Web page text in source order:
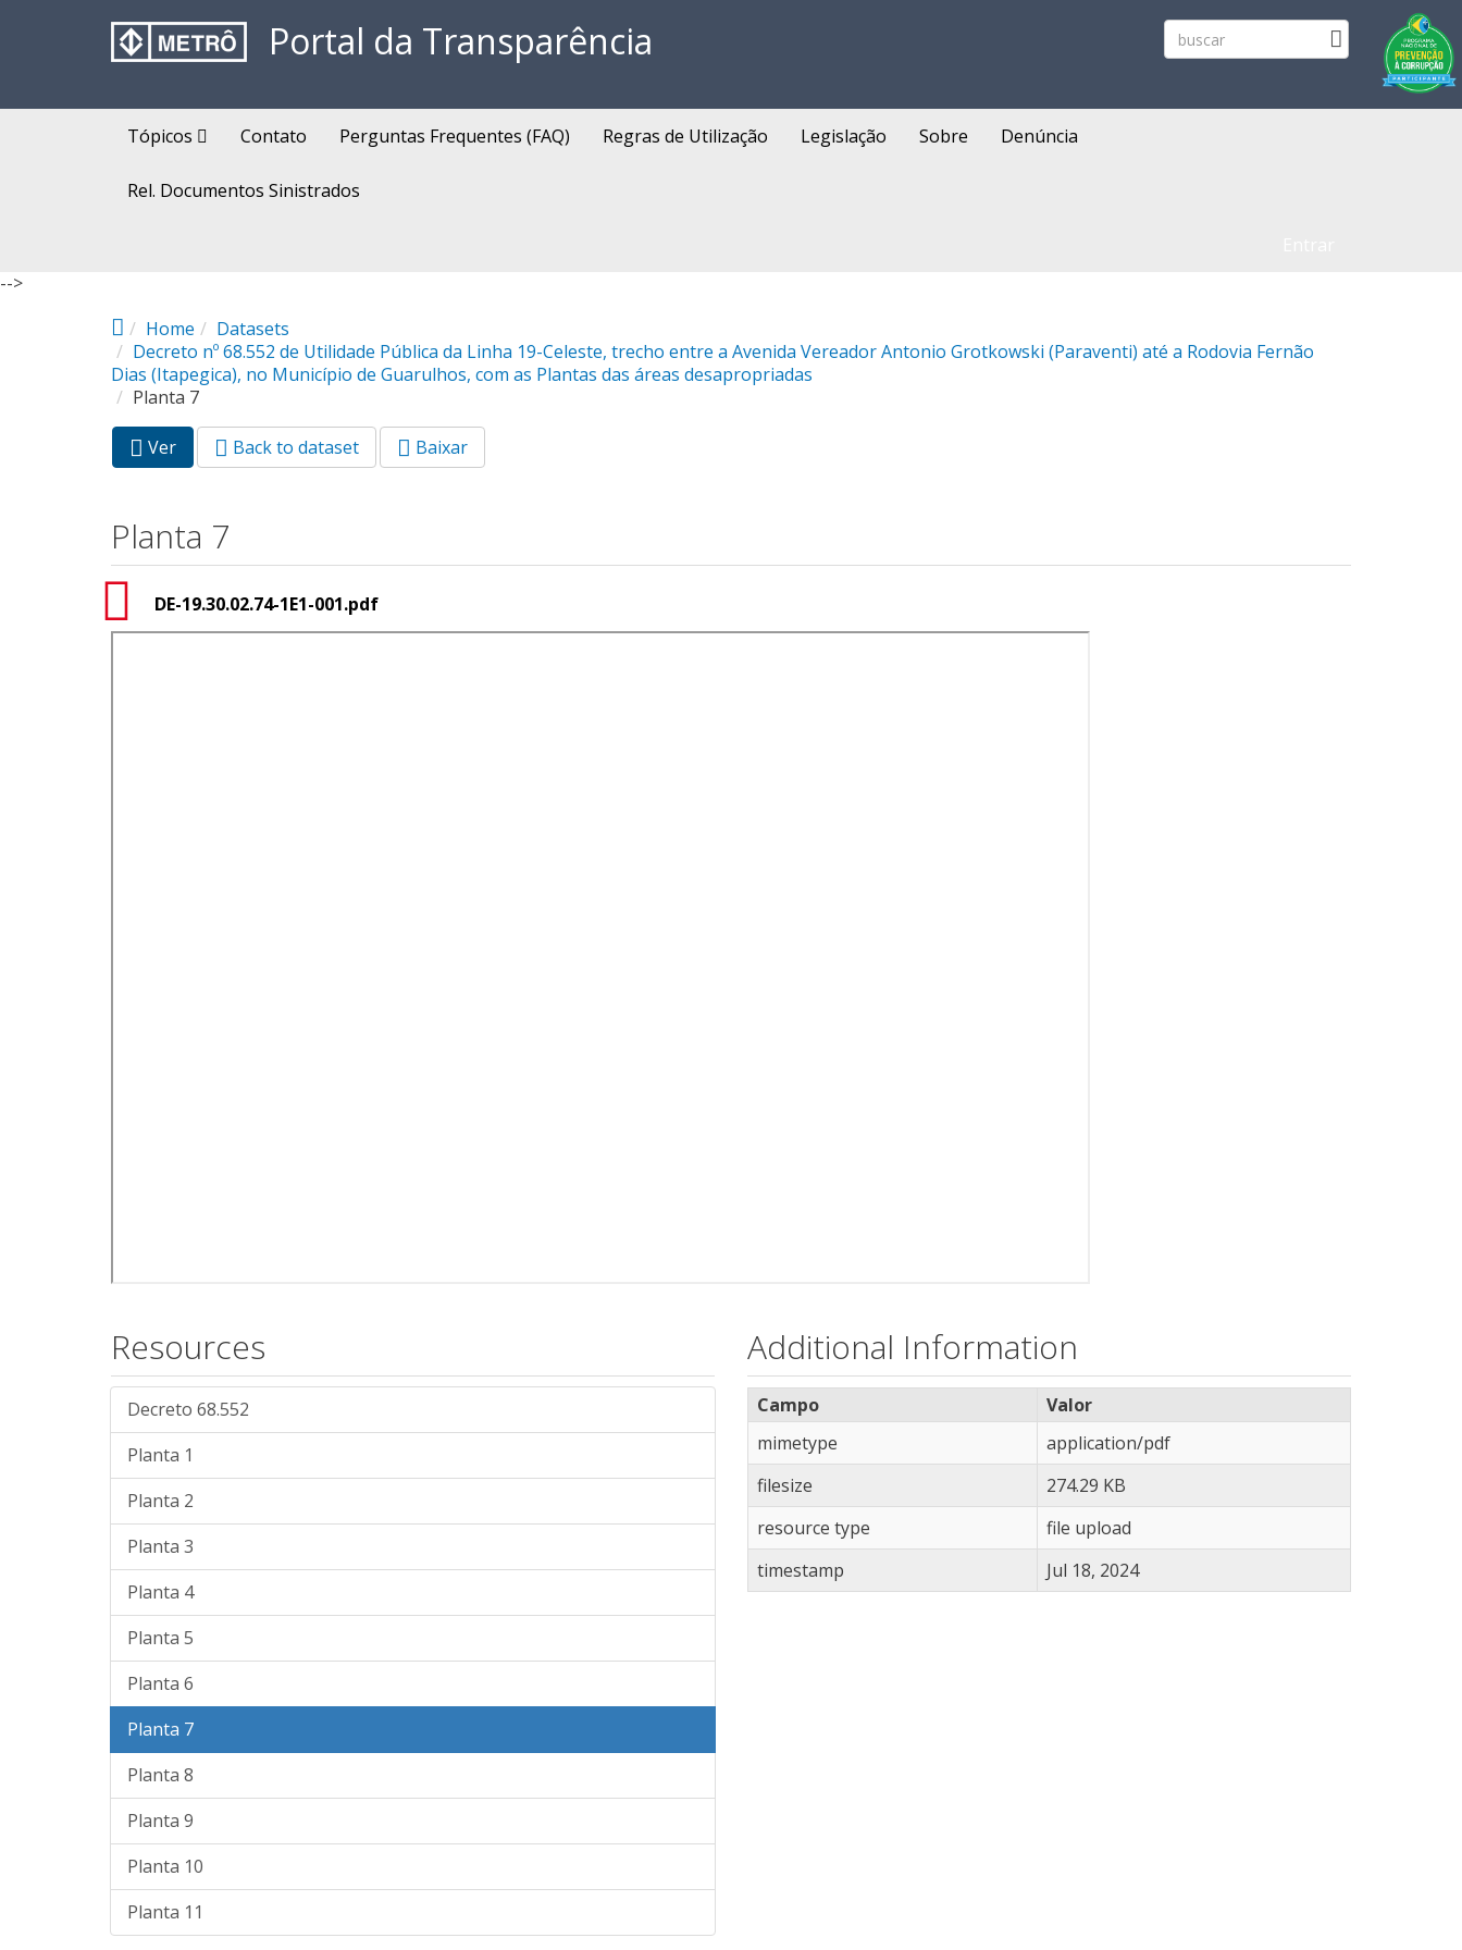
Portal da Transparência
Tópicos Contato Perguntas Frequentes (FAQ) Regras de Utilização Legislação Sobre Denúncia
Rel. Documentos Sinistrados
-->
Home
Datasets
Decreto nº 68.552 de Utilidade Pública da Linha 19-Celeste, trecho entre a Avenida Vereador Antonio Grotkowski (Paraventi) até a Rodovia Fernão
Dias (Itapegica), no Município de Guarulhos, com as Plantas das áreas desapropriadas
Planta 7
Abas primárias
Ver
ativa)
Back to dataset Baixar
Planta 7
DE-19.30.02.74-1E1-001.pdf
Resources
Decreto 68.552
Planta 1
Planta 2
Planta 3
Planta 4
Planta 5
Planta 6
Planta 7
Planta 8
Planta 9
Planta 10
Planta 11
Additional Information
Campo
Valor
mimetype
application/pdf
filesize
274.29 KB
resource type
file upload
timestamp
Jul 18, 2024